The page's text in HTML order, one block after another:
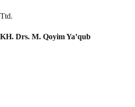
Ttd.
KH. Drs. M. Qoyim Ya’qub